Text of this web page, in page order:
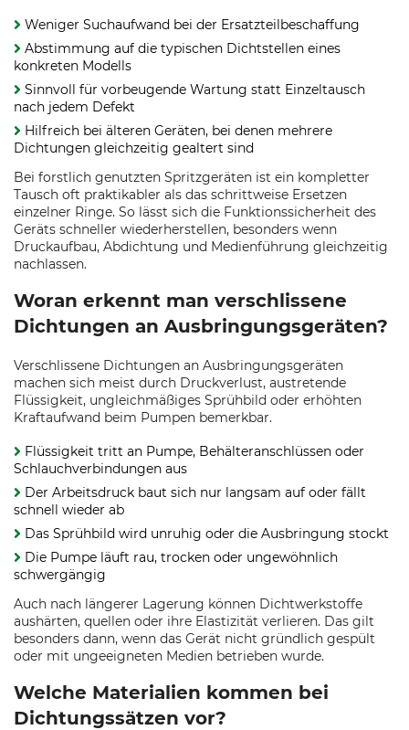
Weniger Suchaufwand bei der Ersatzteilbeschaffung
Abstimmung auf die typischen Dichtstellen eines
konkreten Modells
Sinnvoll für vorbeugende Wartung statt Einzeltausch
nach jedem Defekt
Hilfreich bei älteren Geräten, bei denen mehrere
Dichtungen gleichzeitig gealtert sind
Bei forstlich genutzten Spritzgeräten ist ein kompletter
Tausch oft praktikabler als das schrittweise Ersetzen
einzelner Ringe. So lässt sich die Funktionssicherheit des
Geräts schneller wiederherstellen, besonders wenn
Druckaufbau, Abdichtung und Medienführung gleichzeitig
nachlassen.
Woran erkennt man verschlissene
Dichtungen an Ausbringungsgeräten?
Verschlissene Dichtungen an Ausbringungsgeräten
machen sich meist durch Druckverlust, austretende
Flüssigkeit, ungleichmäßiges Sprühbild oder erhöhten
Kraftaufwand beim Pumpen bemerkbar.
Flüssigkeit tritt an Pumpe, Behälteranschlüssen oder
Schlauchverbindungen aus
Der Arbeitsdruck baut sich nur langsam auf oder fällt
schnell wieder ab
Das Sprühbild wird unruhig oder die Ausbringung stockt
Die Pumpe läuft rau, trocken oder ungewöhnlich
schwergängig
Auch nach längerer Lagerung können Dichtwerkstoffe
aushärten, quellen oder ihre Elastizität verlieren. Das gilt
besonders dann, wenn das Gerät nicht gründlich gespült
oder mit ungeeigneten Medien betrieben wurde.
Welche Materialien kommen bei
Dichtungssätzen vor?